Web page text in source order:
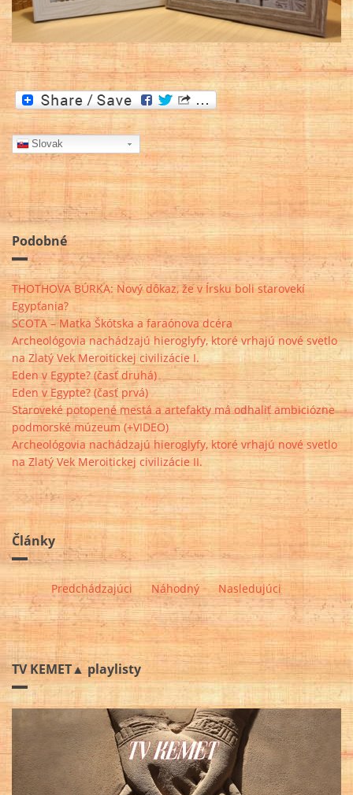
Slovak
Podobné
THOTHOVA BÚRKA: Nový dôkaz, že v Írsku boli starovekí
Egypťania?
SCOTA – Matka Škótska a faraónova dcéra
Archeológovia nachádzajú hieroglyfy, ktoré vrhajú nové svetlo
na Zlatý Vek Meroitickej civilizácie I.
Eden v Egypte? (časť druhá)
Eden v Egypte? (časť prvá)
Staroveké potopené mestá a artefakty má odhaliť ambiciózne
podmorské múzeum (+VIDEO)
Archeológovia nachádzajú hieroglyfy, ktoré vrhajú nové svetlo
na Zlatý Vek Meroitickej civilizácie II.
Články
Predchádzajúci Náhodný Nasledujúci
TV KEMET▲ playlisty